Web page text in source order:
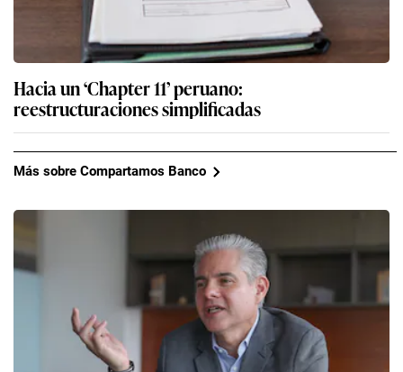
Hacia un ‘Chapter 11’ peruano:
reestructuraciones simplificadas
Más sobre Compartamos Banco